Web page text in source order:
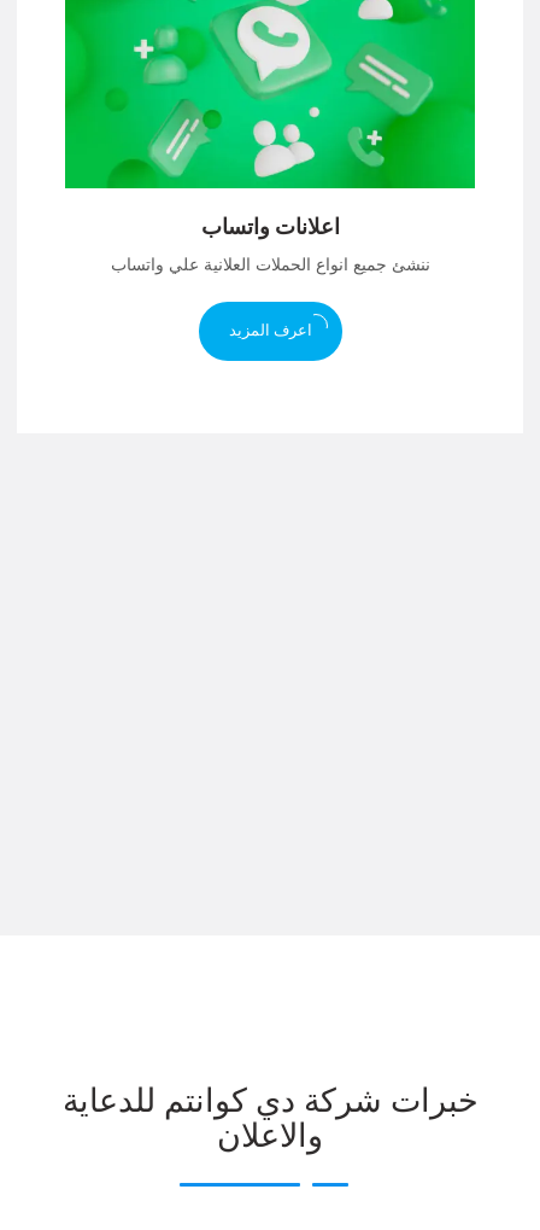
اعلانات واتساب
ننشئ جميع انواع الحملات العلانية علي واتساب
اعرف المزيد
خبرات شركة دي كوانتم للدعاية
والاعلان